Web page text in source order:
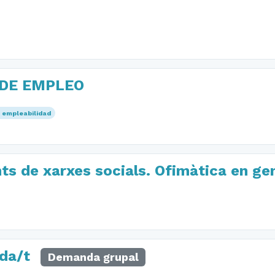
EMPLEO
empleabilidad
de xarxes socials. Ofimàtica en
t Demanda grupal